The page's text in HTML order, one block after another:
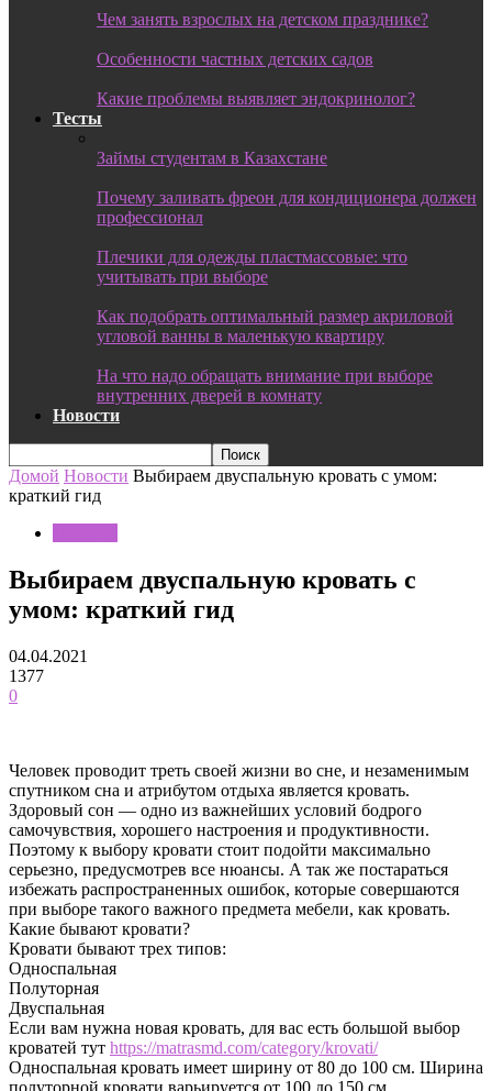
Чем занять взрослых на детском празднике?
Особенности частных детских садов
Какие проблемы выявляет эндокринолог?
Тесты
Займы студентам в Казахстане
Почему заливать фреон для кондиционера должен
профессионал
Плечики для одежды пластмассовые: что
учитывать при выборе
Как подобрать оптимальный размер акриловой
угловой ванны в маленькую квартиру
На что надо обращать внимание при выборе
внутренних дверей в комнату
Новости
Домой Новости Выбираем двуспальную кровать с умом:
краткий гид
Выбираем двуспальную кровать с
умом: краткий гид
04.04.2021
1377
0
Человек проводит треть своей жизни во сне, и незаменимым
спутником сна и атрибутом отдыха является кровать.
Здоровый сон — одно из важнейших условий бодрого
самочувствия, хорошего настроения и продуктивности.
Поэтому к выбору кровати стоит подойти максимально
серьезно, предусмотрев все нюансы. А так же постараться
избежать распространенных ошибок, которые совершаются
при выборе такого важного предмета мебели, как кровать.
Какие бывают кровати?
Кровати бывают трех типов:
Односпальная
Полуторная
Двуспальная
Если вам нужна новая кровать, для вас есть большой выбор
кроватей тут https://matrasmd.com/category/krovati/
Односпальная кровать имеет ширину от 80 до 100 см. Ширина
полуторной кровати варьируется от 100 до 150 см.